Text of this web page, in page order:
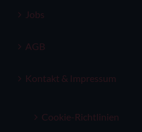
Jobs
AGB
Kontakt & Impressum
Cookie-Richtlinien